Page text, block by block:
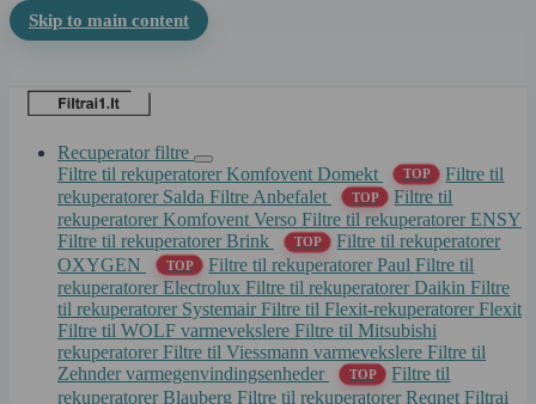
Skip to main content
Recuperator filtre
Filtre til rekuperatorer Komfovent Domekt
TOP
Filtre til
rekuperatorer Salda Filtre Anbefalet TOP
Filtre til
rekuperatorer Komfovent Verso Filtre til rekuperatorer ENSY
Filtre til rekuperatorer Brink
TOP
Filtre til rekuperatorer
OXYGEN
TOP Filtre til rekuperatorer PaulFiltre til
rekuperatorer Electrolux Filtre til rekuperatorer Daikin Filtre
til rekuperatorer Systemair Filtre til Flexit-rekuperatorer Flexit
Filtre til WOLF varmevekslere Filtre til Mitsubishi
rekuperatorer Filtre til Viessmann varmevekslere Filtre til
Zehnder varmegenvindingsenheder
TOP
Filtre til
rekuperatorer Blauberg Filtre til rekuperatorer Reqnet Filtrai